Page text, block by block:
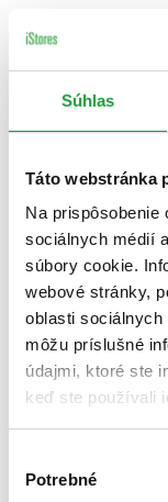
Súhlas
Táto webstránka
Na prispôsobenie
sociálnych médií
súbory cookie.
webové stránky,
oblasti
môžu príslušné
údajmi, ktoré ste
keď ste používali
súhlasu
Potrebné